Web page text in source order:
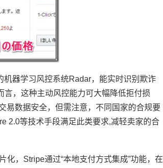
器学习风控系统Radar，能实时识别欺诈
，这种主动风控能力可大幅降低拒付损
易数据安全，但需注意，不同国家的合规要
2.0等技术手段满足此类要求,减轻卖家的合
，Stripe通过“本地支付方式集成”功能，在